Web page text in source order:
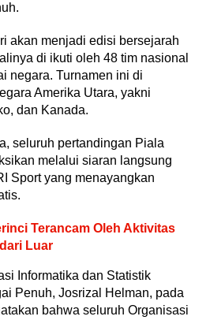
akan menjadi edisi bersejarah
di ikuti oleh 48 tim nasional
negara. Turnamen ini di
Amerika Utara, yakni
dan Kanada.
seluruh pertandingan Piala
melalui siaran langsung
Sport yang menayangkan
Terancam Oleh Aktivitas
Luar
Informatika dan Statistik
Penuh, Josrizal Helman, pada
bahwa seluruh Organisasi